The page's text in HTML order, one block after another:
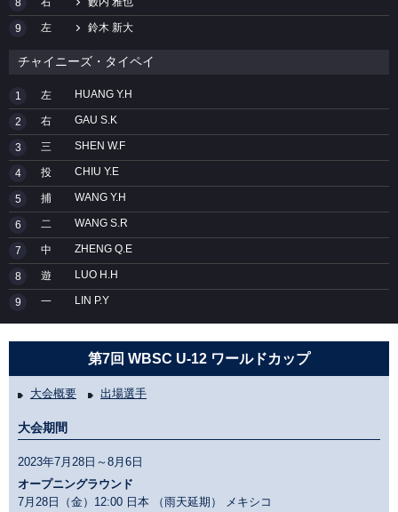
8
9 左 鈴木 新大
チャイニーズ・タイペイ
1 左 HUANG Y.H
2 右 GAU S.K
3 三 SHEN W.F
4 投 CHIU Y.E
5 捕 WANG Y.H
6 二 WANG S.R
7 中 ZHENG Q.E
8 遊 LUO H.H
9 一 LIN P.Y
第7回 WBSC U-12 ワールドカップ
大会概要 出場選手
大会期間
2023年7月28日～8月6日
オープニングラウンド
7月28日（金）12:00 日本 （雨天延期） メキシコ